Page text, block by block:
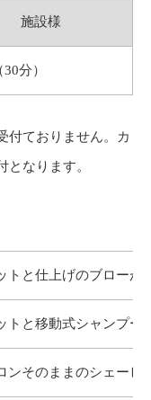
施設様
分）
付ておりません。カ
となります。
トと仕上げのブローが
トと移動式シャンプー
ンそのままのシェービ